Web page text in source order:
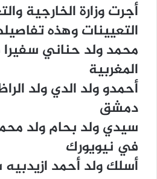
أﺟﺮﺕ ﻭﺯﺍﺭﺓ ﺍﻟﺨﺎﺭﺟﻴﺔ
ﺍﻟﺘﻌﻴﻴﻨﺎﺕ ﻭﻫﺬﻩ
ﻣﺤﻤﺪ ﻭﻟﺪ ﺣﻨﺎﻧﻲ
ﺍﻟﻤﻐﺮﺑﻴﺔ
ﺃﺣﻤﺪﻭ ﻭﻟﺪ ﺍﻟﺪﻱ ﻭﻟﺪ
ﺩﻣﺸﻖ
ﺳﻴﺪﻱ ﻭﻟﺪ ﺑﺤﺎﻡ ﻭﻟﺪ
ﻓﻲ ﻧﻴﻮﻳﻮﺭﻙ
ﺃﺳﻠﻚ ﻭﻟﺪ ﺃﺣﻤﺪ ﺍﺯﻳﺪﺑﻴﻪ